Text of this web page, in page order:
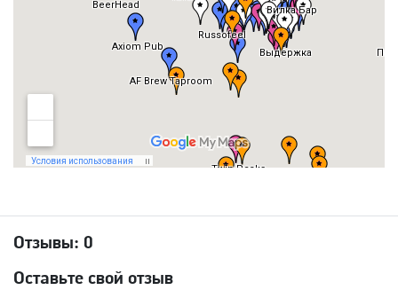
Отзывы: 0
Оставьте свой отзыв